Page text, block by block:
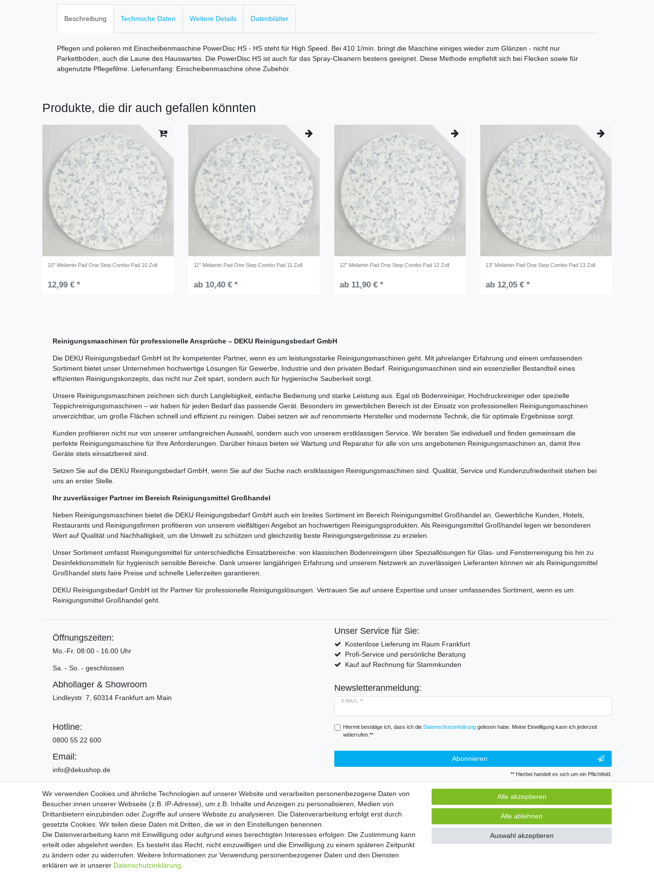
Beschreibung Technische Daten Weitere Details Datenblätter
Pflegen und polieren mit Einscheibenmaschine PowerDisc HS - HS steht für High Speed. Bei 410 1/min. bringt die Maschine einiges wieder zum Glänzen - nicht nur
Parkettböden, auch die Laune des Hauswartes. Die PowerDisc HS ist auch für das Spray-Cleanern bestens geeignet. Diese Methode empfiehlt sich bei Flecken sowie für
abgenutzte Pflegefilme. Lieferumfang: Einscheibenmaschine ohne Zubehör.
Produkte, die dir auch gefallen könnten
10" Melamin Pad One Step Combo Pad 10 Zoll
12,99 € *
11" Melamin Pad One Step Combo Pad 11 Zoll
ab 10,40 € *
12" Melamin Pad One Step Combo Pad 12 Zoll
ab 11,90 € *
13" Melamin Pad One Step Combo Pad 13 Zoll
ab 12,05 € *
Reinigungsmaschinen für professionelle Ansprüche – DEKU Reinigungsbedarf GmbH
Die DEKU Reinigungsbedarf GmbH ist Ihr kompetenter Partner, wenn es um leistungsstarke Reinigungsmaschinen geht. Mit jahrelanger Erfahrung und einem umfassenden
Sortiment bietet unser Unternehmen hochwertige Lösungen für Gewerbe, Industrie und den privaten Bedarf. Reinigungsmaschinen sind ein essenzieller Bestandteil eines
effizienten Reinigungskonzepts, das nicht nur Zeit spart, sondern auch für hygienische Sauberkeit sorgt.
Unsere Reinigungsmaschinen zeichnen sich durch Langlebigkeit, einfache Bedienung und starke Leistung aus. Egal ob Bodenreiniger, Hochdruckreiniger oder spezielle
Teppichreinigungsmaschinen – wir haben für jeden Bedarf das passende Gerät. Besonders im gewerblichen Bereich ist der Einsatz von professionellen Reinigungsmaschinen
unverzichtbar, um große Flächen schnell und effizient zu reinigen. Dabei setzen wir auf renommierte Hersteller und modernste Technik, die für optimale Ergebnisse sorgt.
Kunden profitieren nicht nur von unserer umfangreichen Auswahl, sondern auch von unserem erstklassigen Service. Wir beraten Sie individuell und finden gemeinsam die
perfekte Reinigungsmaschine für Ihre Anforderungen. Darüber hinaus bieten wir Wartung und Reparatur für alle von uns angebotenen Reinigungsmaschinen an, damit Ihre
Geräte stets einsatzbereit sind.
Setzen Sie auf die DEKU Reinigungsbedarf GmbH, wenn Sie auf der Suche nach erstklassigen Reinigungsmaschinen sind. Qualität, Service und Kundenzufriedenheit stehen bei
uns an erster Stelle.
Ihr zuverlässiger Partner im Bereich Reinigungsmittel Großhandel
Neben Reinigungsmaschinen bietet die DEKU Reinigungsbedarf GmbH auch ein breites Sortiment im Bereich Reinigungsmittel Großhandel an. Gewerbliche Kunden, Hotels,
Restaurants und Reinigungsfirmen profitieren von unserem vielfältigen Angebot an hochwertigen Reinigungsprodukten. Als Reinigungsmittel Großhandel legen wir besonderen
Wert auf Qualität und Nachhaltigkeit, um die Umwelt zu schützen und gleichzeitig beste Reinigungsergebnisse zu erzielen.
Unser Sortiment umfasst Reinigungsmittel für unterschiedliche Einsatzbereiche: von klassischen Bodenreinigern über Speziallösungen für Glas- und Fensterreinigung bis hin zu
Desinfektionsmitteln für hygienisch sensible Bereiche. Dank unserer langjährigen Erfahrung und unserem Netzwerk an zuverlässigen Lieferanten können wir als Reinigungsmittel
Großhandel stets faire Preise und schnelle Lieferzeiten garantieren.
DEKU Reinigungsbedarf GmbH ist Ihr Partner für professionelle Reinigungslösungen. Vertrauen Sie auf unsere Expertise und unser umfassendes Sortiment, wenn es um
Reinigungsmittel Großhandel geht.
Öffnungszeiten:
Mo.-Fr. 08:00 - 16:00 Uhr
Sa. - So. - geschlossen
Abhollager & Showroom
Lindleystr. 7, 60314 Frankfurt am Main
Hotline:
0800 55 22 600
Email:
info@dekushop.de
Unser Service für Sie:
Kostenlose Lieferung im Raum Frankfurt
Profi-Service und persönliche Beratung
Kauf auf Rechnung für Stammkunden
Newsletteranmeldung:
E-MAIL **
Hiermit bestätige ich, dass ich die Daten­schutz­erklärunggelesen habe. Meine Einwilligung kann ich jederzeit
widerrufen.**
Abonnieren
** Hierbei handelt es sich um ein Pflichtfeld.
Widerrufs­recht Widerrufs­formular Impressum Daten­schutz­erklärung AGB Kontakt
Wir verwenden Cookies und ähnliche Technologien auf unserer Website und verarbeiten personenbezogene Daten von
Besucher:innen unserer Webseite (z.B. IP-Adresse), um z.B. Inhalte und Anzeigen zu personalisieren, Medien von
Drittanbietern einzubinden oder Zugriffe auf unsere Website zu analysieren. Die Datenverarbeitung erfolgt erst durch
gesetzte Cookies. Wir teilen diese Daten mit Dritten, die wir in den Einstellungen benennen.
Die Datenverarbeitung kann mit Einwilligung oder aufgrund eines berechtigten Interesses erfolgen. Die Zustimmung kann
erteilt oder abgelehnt werden. Es besteht das Recht, nicht einzuwilligen und die Einwilligung zu einem späteren Zeitpunkt
zu ändern oder zu widerrufen. Weitere Informationen zur Verwendung personenbezogener Daten und den Diensten
erklären wir in unserer Daten­schutz­erklärung
Alle akzeptieren
Alle ablehnen
Auswahl akzeptieren
Copyright 2016 | Dekushop.de | Alle Rechte vorbehalten. | Angebote gelten nur für Industrie, Handel, Handwerk und Gewerbe. Preise zzgl. gesetzl. Mwst.